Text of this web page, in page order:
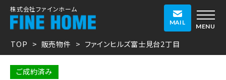
株式会社ファインホーム
MAIL
MENU
TOP 販売物件 ファインヒルズ富士見台2丁目
ご成約済み